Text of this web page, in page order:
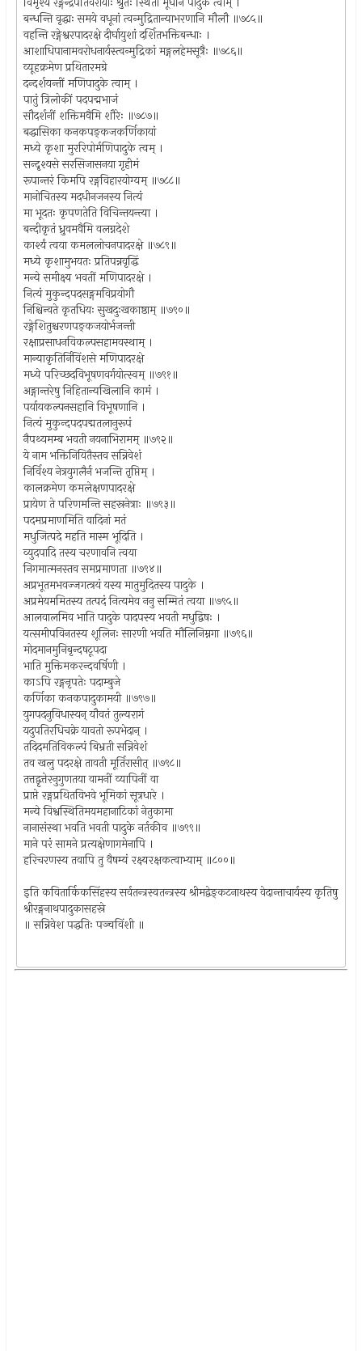
बन्धन्ति वृद्धाः समये वधूनां त्वन्मुद्रितान्याभरणानि मौलौ ॥७८५॥
वहन्ति रङ्गेश्वरपादरक्षे दीर्घायुशां दर्शितभक्तिबन्धाः ।
आशाधिपानामवरोधनार्यस्त्वन्मुद्रिकां मङ्गलहेमसूत्रैः ॥७८६॥
व्यूहक्रमेण प्रथितारमग्रे
दन्दर्शयन्तीं मणिपादुके त्वाम् ।
पातुं त्रिलोकीं पदपद्मभाजं
सौदर्शनीं शक्तिमवैमि शौरेः ॥७८७॥
बद्धासिका कनकपङ्कजकर्णिकायां
मध्ये कृशा मुररिपोर्मणिपादुके त्वम् ।
सन्दृश्यसे सरसिजासनया गृहीमं
रूपान्तरं किमपि रङ्गविहारयोग्यम् ॥७८८॥
मानोचितस्य मदधीनजनस्य नित्यं
मा भूदतः कृपणतेति विचिन्तयन्त्या ।
बन्दीकृतं ध्रुवमवैमि वलग्नदेशे
कार्श्यं त्वया कमललोचनपादरक्षे ॥७८९॥
मध्ये कृशामुभयतः प्रतिपन्नवृद्धिं
मन्ये समीक्ष्य भवतीं मणिपादरक्षे ।
नित्यं मुकुन्दपदसङ्गमविप्रयोगौ
निश्चिन्वते कृतधियः सुखदुःखकाष्ठाम् ॥७९०॥
रङ्गेशितुश्चरणपङ्कजयोर्भजन्ती
रक्षाप्रसाधनविकल्पसहामवस्थाम् ।
मान्याकृतिर्निविंशसे मणिपादरक्षे
मध्ये परिच्छदविभूषणवर्गयोत्स्वम् ॥७९१॥
अङ्गान्तरेषु निहितान्यखिलानि कामं ।
पर्यायकल्पनसहानि विभूषणानि ।
नित्यं मुकुन्दपदपद्मतलानुरूपं
नैपथ्यमम्ब भवती नयनाभिरामम् ॥७९२॥
ये नाम भक्तिनियितैस्तव सन्निवेशं
निर्विश्य नेत्रयुगलैर्न भजन्ति तृप्तिम् ।
कालक्रमेण कमलेक्षणपादरक्षे
प्रायेण ते परिणमन्ति सहस्रनेत्राः ॥७९३॥
पदमप्रमाणमिति वादिनां मतं
मधुजित्पदे महति मास्म भूदिति ।
व्युदपादि तस्य चरणावनि त्वया
निगमात्मनस्तव समप्रमाणता ॥७९४॥
अप्रभूतमभवज्जगत्त्रयं यस्य मातुमुदितस्य पादुके ।
अप्रमेयममितस्य तत्पदं नित्यमेव ननु सम्मितं त्वया ॥७९५॥
आलवालमिव भाति पादुके पादपस्य भवती मधुद्विषः ।
यत्समीपविनतस्य शूलिनः सारणी भवति मौलिनिम्नगा ॥७९६॥
मोदमानमुनिबृन्दषटूपदा
भाति मुक्तिमकरन्दवर्षिणी ।
काऽपि रङ्गनृपतेः पदाम्बुजे
कर्णिका कनकपादुकामयी ॥७९७॥
युगपदनुविधास्यन् यौवतं तुल्यरागं
यदुपतिरधिचक्रे यावतो रूपभेदान् ।
तदिदमतिविकल्पं बिभ्रती सन्निवेशं
तव खलु पदरक्षे तावती मूर्तिरासीत् ॥७९८॥
तत्तद्वृत्तेरनुगुणतया वामनीं व्यापिनीं वा
प्राप्ते रङ्गप्रथितविभवे भूमिकां सूत्रधारे ।
मन्ये विश्वस्थितिमयमहानाटिकां नेतुकामा
नानासंस्था भवति भवती पादुके नर्तकीव ॥७९९॥
माने परं सामने प्रत्यक्षेणागमेनापि ।
हरिचरणस्य तवापि तु वैषम्यं रक्ष्यरक्षकत्वाभ्याम् ॥८००॥
इति कवितार्किकसिंहस्य सर्वतन्त्रस्वतन्त्रस्य श्रीमद्वेङ्कटनाथस्य वेदान्ताचार्यस्य कृतिषु
श्रीरङ्गनाथपादुकासहस्रे
॥ सन्निवेश पद्धतिः पञ्चविंशी ॥